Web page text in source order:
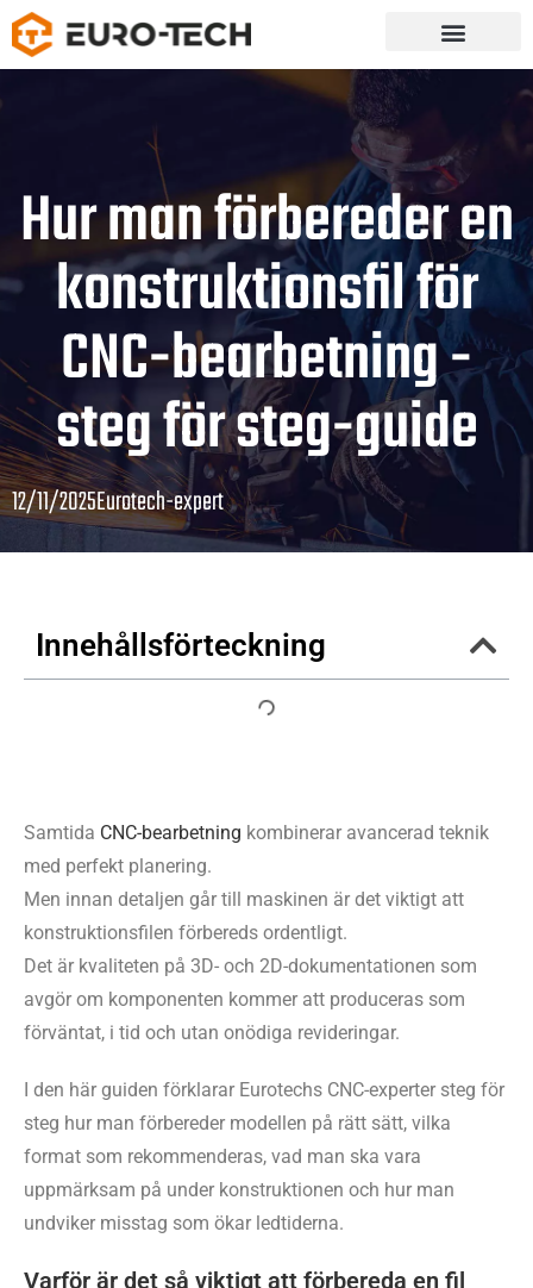
Hur man förbereder en
konstruktionsfil för
CNC-bearbetning -
steg för steg-guide
12/11/2025Eurotech-expert
Innehållsförteckning
Samtida CNC-bearbetning kombinerar avancerad teknik
med perfekt planering.
Men innan detaljen går till maskinen är det viktigt att
konstruktionsfilen förbereds ordentligt.
Det är kvaliteten på 3D- och 2D-dokumentationen som
avgör om komponenten kommer att produceras som
förväntat, i tid och utan onödiga revideringar.
I den här guiden förklarar Eurotechs CNC-experter steg för
steg hur man förbereder modellen på rätt sätt, vilka
format som rekommenderas, vad man ska vara
uppmärksam på under konstruktionen och hur man
undviker misstag som ökar ledtiderna.
Varför är det så viktigt att förbereda en fil